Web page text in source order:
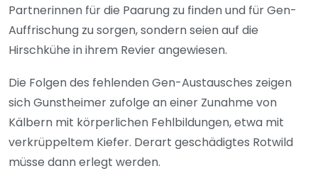
Partnerinnen für die Paarung zu finden und für Gen-
Auffrischung zu sorgen, sondern seien auf die
Hirschkühe in ihrem Revier angewiesen.
Die Folgen des fehlenden Gen-Austausches zeigen
sich Gunstheimer zufolge an einer Zunahme von
Kälbern mit körperlichen Fehlbildungen, etwa mit
verkrüppeltem Kiefer. Derart geschädigtes Rotwild
müsse dann erlegt werden.